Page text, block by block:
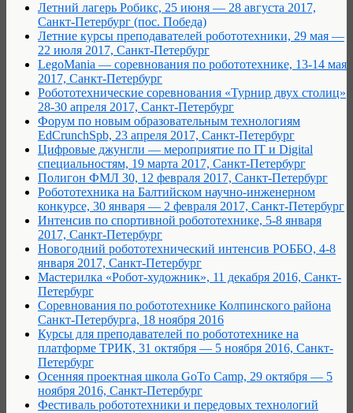
Летний лагерь Робикс, 25 июня — 28 августа 2017,
Санкт-Петербург (пос. Победа)
Летние курсы преподавателей робототехники, 29 мая —
22 июля 2017, Санкт-Петербург
LegoMania — соревнования по робототехнике, 13-14 мая
2017, Санкт-Петербург
Робототехнические соревнования «Турнир двух столиц»
28-30 апреля 2017, Санкт-Петербург
Форум по новым образовательным технологиям
EdCrunchSpb, 23 апреля 2017, Санкт-Петербург
Цифровые джунгли — мероприятие по IT и Digital
специальностям, 19 марта 2017, Санкт-Петербург
Полигон ФМЛ 30, 12 февраля 2017, Санкт-Петербург
Робототехника на Балтийском научно-инженерном
конкурсе, 30 января — 2 февраля 2017, Санкт-Петербург
Интенсив по спортивной робототехнике, 5-8 января
2017, Санкт-Петербург
Новогодний робототехнический интенсив РОББО, 4-8
января 2017, Санкт-Петербург
Мастерилка «Робот-художник», 11 декабря 2016, Санкт-
Петербург
Соревнования по робототехнике Колпинского района
Санкт-Петербурга, 18 ноября 2016
Курсы для преподавателей по робототехнике на
платформе ТРИК, 31 октября — 5 ноября 2016, Санкт-
Петербург
Осенняя проектная школа GoTo Camp, 29 октября — 5
ноября 2016, Санкт-Петербург
Фестиваль робототехники и передовых технологий